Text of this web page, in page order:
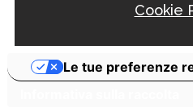
Cookie
Le tue preferenze